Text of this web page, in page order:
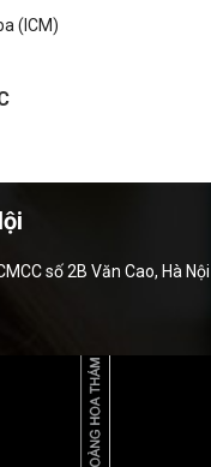
(ICM)
số 2B Văn Cao, Hà